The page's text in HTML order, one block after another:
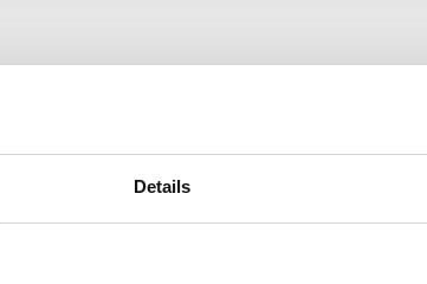
Details
mot FC
klubbens mange
Bellingham